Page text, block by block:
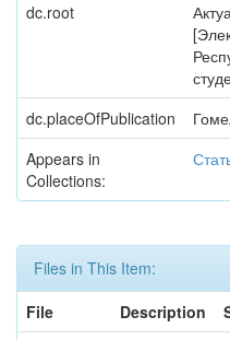
dc.root
dc.placeOfPublication
Appears in
Collections:
Files in This Item:
File
Description